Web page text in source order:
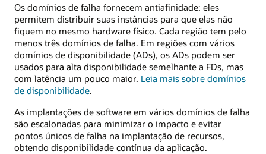
Os domínios de falha fornecem antiafinidade: eles
permitem distribuir suas instâncias para que elas não
fiquem no mesmo hardware físico. Cada região tem pelo
menos três domínios de falha. Em regiões com vários
domínios de disponibilidade (ADs), os ADs podem ser
usados para alta disponibilidade semelhante a FDs, mas
com latência um pouco maior. Leia mais sobre domínios
de disponibilidade.
As implantações de software em vários domínios de falha
são escalonadas para minimizar o impacto e evitar
pontos únicos de falha na implantação de recursos,
obtendo disponibilidade contínua da aplicação.